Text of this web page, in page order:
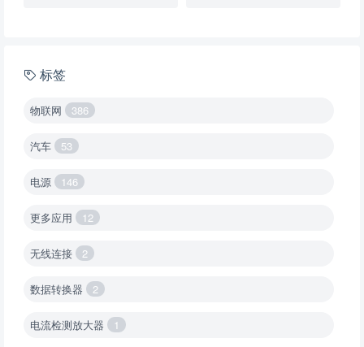
标签
物联网 386
汽车 53
电源 146
更多应用 12
无线连接 2
数据转换器 2
电流检测放大器 1